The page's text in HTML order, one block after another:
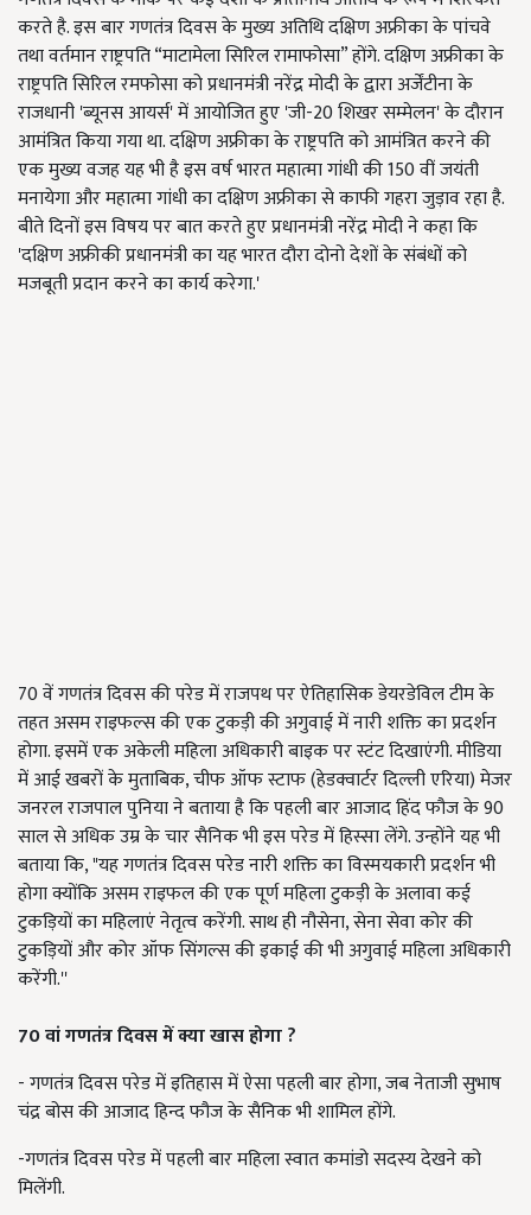
करते है. इस बार गणतंत्र दिवस के मुख्य अतिथि दक्षिण अफ्रीका के पांचवे
तथा वर्तमान राष्ट्रपति “माटामेला सिरिल रामाफोसा” होंगे. दक्षिण अफ्रीका के
राष्ट्रपति सिरिल रमफोसा को प्रधानमंत्री नरेंद्र मोदी के द्वारा अर्जेंटीना के
राजधानी 'ब्यूनस आयर्स' में आयोजित हुए 'जी-20 शिखर सम्मेलन' के दौरान
आमंत्रित किया गया था. दक्षिण अफ्रीका के राष्ट्रपति को आमंत्रित करने की
एक मुख्य वजह यह भी है इस वर्ष भारत महात्मा गांधी की 150 वीं जयंती
मनायेगा और महात्मा गांधी का दक्षिण अफ्रीका से काफी गहरा जुड़ाव रहा है.
बीते दिनों इस विषय पर बात करते हुए प्रधानमंत्री नरेंद्र मोदी ने कहा कि
'दक्षिण अफ्रीकी प्रधानमंत्री का यह भारत दौरा दोनो देशों के संबंधों को
मजबूती प्रदान करने का कार्य करेगा.'
70 वें गणतंत्र दिवस की परेड में राजपथ पर ऐतिहासिक डेयरडेविल टीम के
तहत असम राइफल्स की एक टुकड़ी की अगुवाई में नारी शक्ति का प्रदर्शन
होगा. इसमें एक अकेली महिला अधिकारी बाइक पर स्टंट दिखाएंगी. मीडिया
में आई खबरों के मुताबिक, चीफ ऑफ स्टाफ (हेडक्वार्टर दिल्ली एरिया) मेजर
जनरल राजपाल पुनिया ने बताया है कि पहली बार आजाद हिंद फौज के 90
साल से अधिक उम्र के चार सैनिक भी इस परेड में हिस्सा लेंगे. उन्होंने यह भी
बताया कि, "यह गणतंत्र दिवस परेड नारी शक्ति का विस्मयकारी प्रदर्शन भी
होगा क्योंकि असम राइफल की एक पूर्ण महिला टुकड़ी के अलावा कई
टुकड़ियों का महिलाएं नेतृत्व करेंगी. साथ ही नौसेना, सेना सेवा कोर की
टुकड़ियों और कोर ऑफ सिंगल्स की इकाई की भी अगुवाई महिला अधिकारी
करेंगी.''
70वां गणतंत्र दिवस में क्या खास होगा?
- गणतंत्र दिवस परेड में इतिहास में ऐसा पहली बार होगा, जब नेताजी सुभाष
चंद्र बोस की आजाद हिन्द फौज के सैनिक भी शामिल होंगे.
-गणतंत्र दिवस परेड में पहली बार महिला स्वात कमांडो सदस्य देखने को
मिलेंगी.